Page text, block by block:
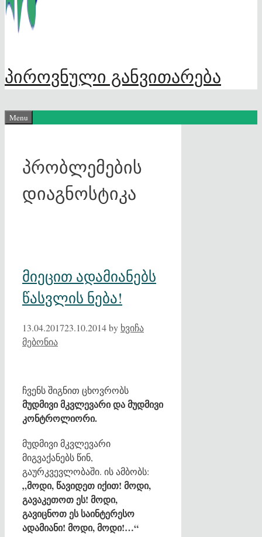
პიროვნული განვითარება
Menu
პრობლემების
დიაგნოსტიკა
მიეცით ადამიანებს
წასვლის ნება!
13.04.201723.10.2014by ხვიჩა
მებონია
ჩვენს შიგნით ცხოვრობს
მუდმივი მკვლევარი და მუდმივი
კონტროლიორი.
მუდმივი მკვლევარი
მიგვაქანებს წინ,
გაურკვევლობაში. ის ამბობს:
„მოდი, წავიდეთ იქით! მოდი,
გავაკეთოთ ეს! მოდი,
გავიცნოთ ეს საინტერესო
ადამიანი! მოდი, მოდი!…“